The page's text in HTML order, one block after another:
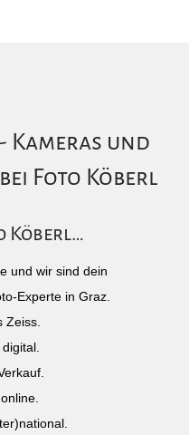
Kameras und
Foto Köberl
Köberl…
und wir sind dein
Experte in Graz.
Zeiss.